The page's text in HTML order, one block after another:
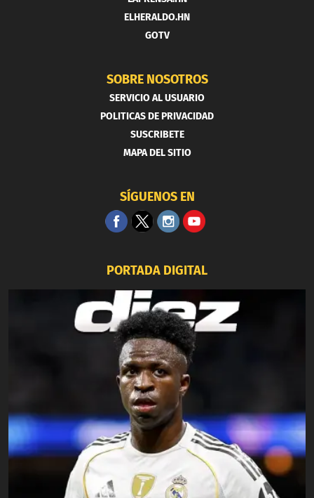
ELHERALDO.HN
GOTV
SOBRE NOSOTROS
SERVICIO AL USUARIO
POLITICAS DE PRIVACIDAD
SUSCRIBETE
MAPA DEL SITIO
SÍGUENOS EN
PORTADA DIGITAL